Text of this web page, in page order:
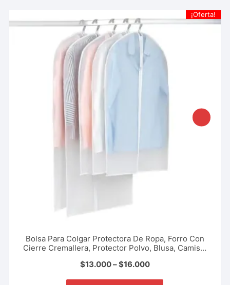
¡Oferta!
Bolsa Para Colgar Protectora De Ropa, Forro Con
Cierre Cremallera, Protector Polvo, Blusa, Camisa,
$13.000–$16.000